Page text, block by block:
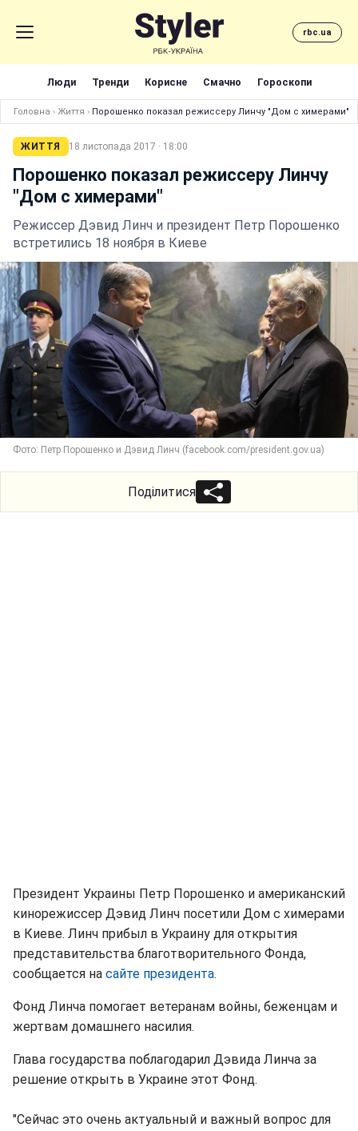
rbc.ua
Люди Тренди Корисне Смачно Гороскопи
Головна › Життя › Порошенко показал режиссеру Линчу "Дом с химерами"
ЖИТТЯ 18 листопада 2017 · 18:00
Порошенко показал режиссеру Линчу
"Дом с химерами"
Режиссер Дэвид Линч и президент Петр Порошенко
встретились 18 ноября в Киеве
Фото: Петр Порошенко и Дэвид Линч (facebook.com/president.gov.ua)
Поділитися
Президент Украины Петр Порошенко и американский
кинорежиссер Дэвид Линч посетили Дом с химерами
в Киеве. Линч прибыл в Украину для открытия
представительства благотворительного Фонда,
сообщается на сайте президента.
Фонд Линча помогает ветеранам войны, беженцам и
жертвам домашнего насилия.
Глава государства поблагодарил Дэвида Линча за
решение открыть в Украине этот Фонд.
"Сейчас это очень актуальный и важный вопрос для